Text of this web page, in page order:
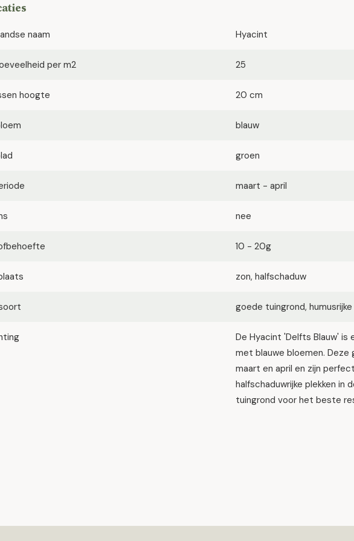
naam Hyacint
per m2 25
hoogte 20 cm
blauw
groen
maart - april
nee
10 - 20g
zon, halfschaduw
goede tuingrond,
De Hyacint 'Delfts Blauw' is
met blauwe bloemen. Deze
maart en april en zijn
halfschaduwrijke plekken in
tuingrond voor het beste